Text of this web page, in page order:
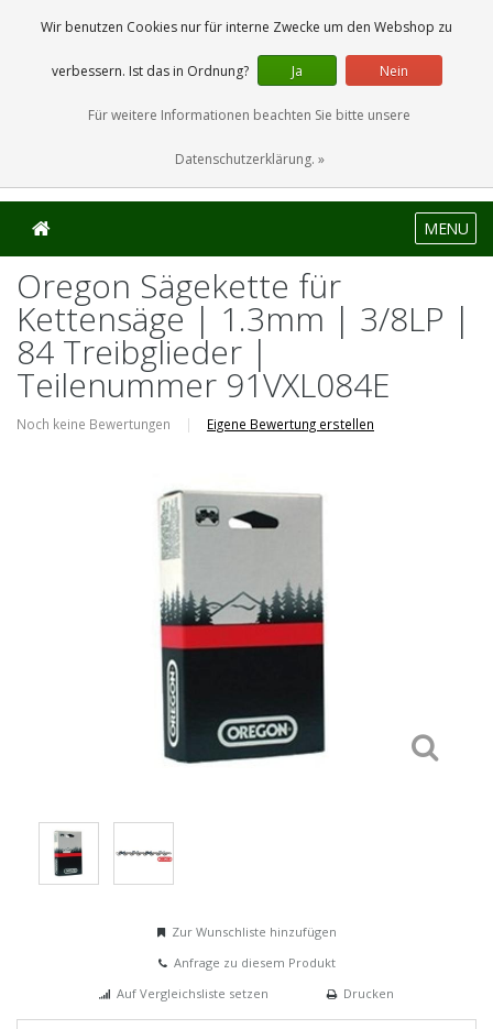
0 Artikel
MENU
Oregon Sägekette für
Kettensäge | 1.3mm | 3/8LP |
84 Treibglieder |
Teilenummer 91VXL084E
Noch keine Bewertungen | Eigene Bewertung erstellen
Zur Wunschliste hinzufügen
Anfrage zu diesem Produkt
Auf Vergleichsliste setzen
Drucken
Wir benutzen Cookies nur für interne Zwecke um den Webshop zu
verbessern. Ist das in Ordnung? Ja Nein
Für weitere Informationen beachten Sie bitte unsere
Datenschutzerklärung. »